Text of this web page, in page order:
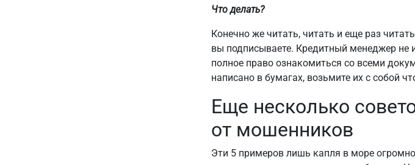
Что делать?
Конечно же читать, читать и еще раз
вы подписываете. Кредитный менеджер не
полное право ознакомиться со всеми
написано в бумагах, возьмите их с собой
Еще несколько
от мошенников
Эти 5 примеров лишь капля в море